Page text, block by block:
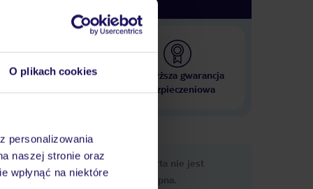
O plikach cookies
personalizowania
naszej stronie oraz
wpłynąć na niektóre
000 hoteli w ponad 50
Najwyższa gwarancja
ubezpieczeniowa
Ups, ta oferta nie jest
dostępna.